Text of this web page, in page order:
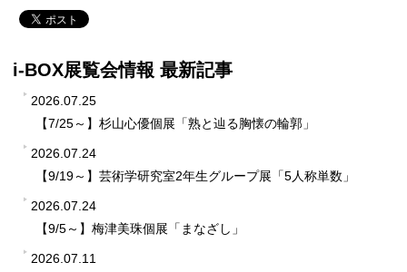
i-BOX展覧会情報 最新記事
2026.07.25
【7/25～】杉山心優個展「熟と辿る胸懐の輪郭」
2026.07.24
【9/19～】芸術学研究室2年生グループ展「5人称単数」
2026.07.24
【9/5～】梅津美珠個展「まなざし」
2026.07.11